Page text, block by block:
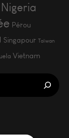
Nigeria
Pérou
Singapour Taïwan
Vietnam